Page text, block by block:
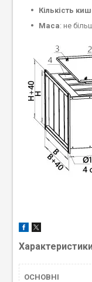
Кількість
Маса: не
ОСНОВНІ